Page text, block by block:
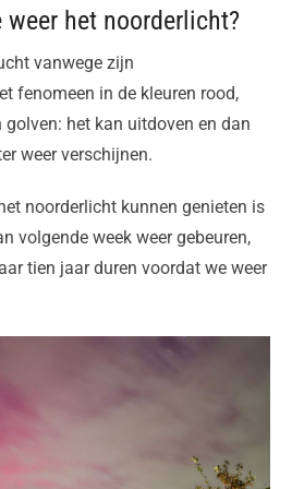
weer het noorderlicht?
vanwege zijn
fenomeen in de kleuren rood,
het kan uitdoven en dan
weer verschijnen.
noorderlicht kunnen genieten is
volgende week weer gebeuren,
tien jaar duren voordat we weer